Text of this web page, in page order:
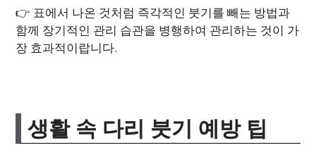
👉 표에서 나온 것처럼 즉각적인 붓기를 빼는 방법과
함께 장기적인 관리 습관을 병행하여 관리하는 것이 가
장 효과적이랍니다.
생활 속 다리 붓기 예방 팁